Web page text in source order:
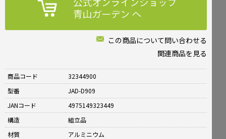
この商品について問い合わせる
関連商品を見る
商品コード
32344900
型番
JAD-D909
JANコード
4975149323449
構造
組立品
材質
アルミニウム